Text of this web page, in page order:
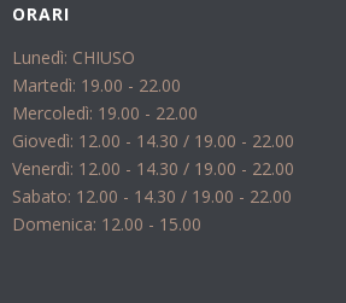
ORARI
Lunedì: CHIUSO
Martedì: 19.00 - 22.00
Mercoledì: 19.00 - 22.00
Giovedì: 12.00 - 14.30 / 19.00 - 22.00
Venerdì: 12.00 - 14.30 / 19.00 - 22.00
Sabato: 12.00 - 14.30 / 19.00 - 22.00
Domenica: 12.00 - 15.00